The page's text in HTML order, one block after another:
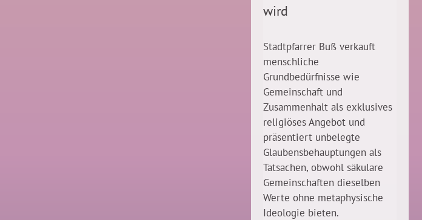
wird
Stadtpfarrer Buß verkauft
menschliche
Grundbedürfnisse wie
Gemeinschaft und
Zusammenhalt als exklusives
religiöses Angebot und
präsentiert unbelegte
Glaubensbehauptungen als
Tatsachen, obwohl säkulare
Gemeinschaften dieselben
Werte ohne metaphysische
Ideologie bieten.